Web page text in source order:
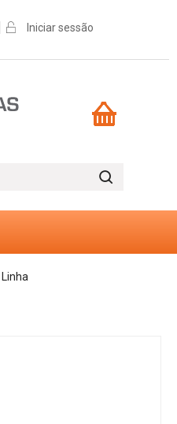
Iniciar sessão